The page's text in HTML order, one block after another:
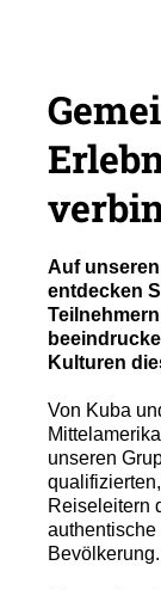
Auf
entdecken
Kulturen
Von Kuba
unseren
Reiseleitern
Bevölkerung.